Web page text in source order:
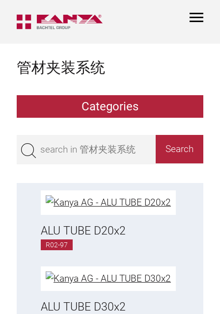
管材夹装系统
Categories
Clamp rings, joining clamps
Clamps, Tube cleats
Supports
ALU TUBE D20x2
R02-97
ALU TUBE D30x2